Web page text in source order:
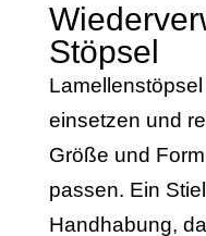
Stöpsel
Lamellenstöpsel
einsetzen und
Größe und
passen. Ein
Handhabung,